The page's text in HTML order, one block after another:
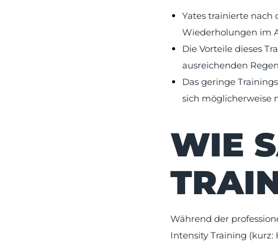
Yates trainierte nach
Wiederholungen im
Die Vorteile dieses
ausreichenden
Das geringe
sich möglicherweise
WIE
Während der
Intensity Training (kurz: